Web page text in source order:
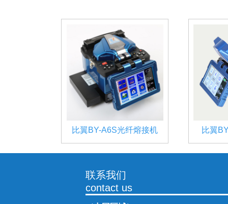
比翼BY-A6S光纤熔接机 比翼
联系我们
contact us